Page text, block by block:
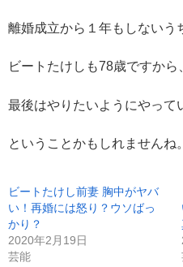
離婚成立から１年もしないう
ビートたけしも78歳ですから
最後はやりたいようにやって
ということかもしれませんね。
ビートたけし前妻 胸中がヤバ
い！再婚には怒り？ウソばっ
かり？
2020年2月19日
芸能